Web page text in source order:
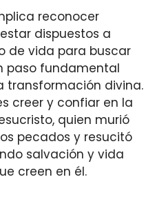
reconocer
dispuestos a
de vida para buscar
paso fundamental
transformación divina.
creer y confiar en la
quien murió
pecados y resucitó
salvación y vida
creen en él.